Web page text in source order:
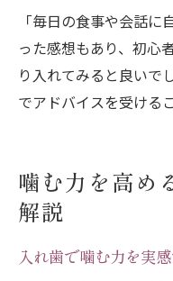
「毎日の食事や会話
った感想もあり、初心
り入れてみると良いで
でアドバイスを受ける
噛む力を高め
解説
入れ歯で噛む力を実